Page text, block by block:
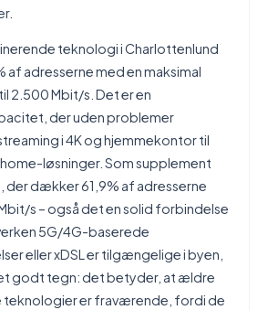
teknologi i Charlottenlund
adresserne med en maksimal
2.500 Mbit/s. Det er en
der uden problemer
i 4K og hjemmekontor til
løsninger. Som supplement
der dækker 61,9% af adresserne
s – også det en solid forbindelse
5G/4G-baserede
eller xDSL er tilgængelige i byen,
godt tegn: det betyder, at ældre
teknologier er fraværende, fordi de